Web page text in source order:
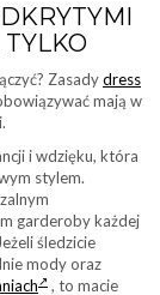
Zasadydress
mają w
i wdzięku, która
stylem.
garderoby każdej
śledzicie
mody oraz
, to macie